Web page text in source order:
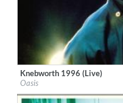
Label: Big Brother Recordings Ltd
Genre:
Knebworth 1996 (Live)
Oasis